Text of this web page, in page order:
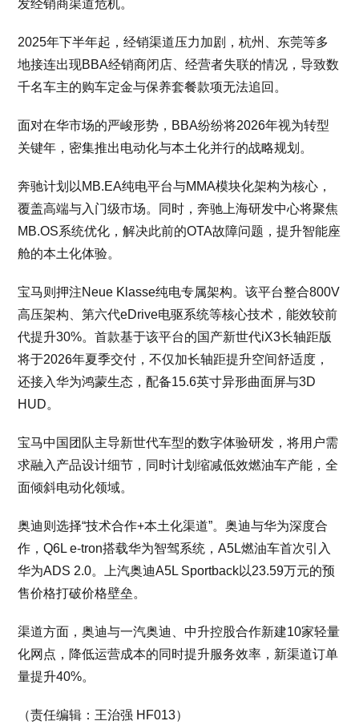
发经销商渠道危机。
2025年下半年起，经销渠道压力加剧，杭州、东莞等多
地接连出现BBA经销商闭店、经营者失联的情况，导致数
千名车主的购车定金与保养套餐款项无法追回。
面对在华市场的严峻形势，BBA纷纷将2026年视为转型
关键年，密集推出电动化与本土化并行的战略规划。
奔驰计划以MB.EA纯电平台与MMA模块化架构为核心，
覆盖高端与入门级市场。同时，奔驰上海研发中心将聚焦
MB.OS系统优化，解决此前的OTA故障问题，提升智能座
舱的本土化体验。
宝马则押注Neue Klasse纯电专属架构。该平台整合800V
高压架构、第六代eDrive电驱系统等核心技术，能效较前
代提升30%。首款基于该平台的国产新世代iX3长轴距版
将于2026年夏季交付，不仅加长轴距提升空间舒适度，
还接入华为鸿蒙生态，配备15.6英寸异形曲面屏与3D
HUD。
宝马中国团队主导新世代车型的数字体验研发，将用户需
求融入产品设计细节，同时计划缩减低效燃油车产能，全
面倾斜电动化领域。
奥迪则选择“技术合作+本土化渠道”。奥迪与华为深度合
作，Q6L e-tron搭载华为智驾系统，A5L燃油车首次引入
华为ADS 2.0。上汽奥迪A5L Sportback以23.59万元的预
售价格打破价格壁垒。
渠道方面，奥迪与一汽奥迪、中升控股合作新建10家轻量
化网点，降低运营成本的同时提升服务效率，新渠道订单
量提升40%。
（责任编辑：王治强 HF013）